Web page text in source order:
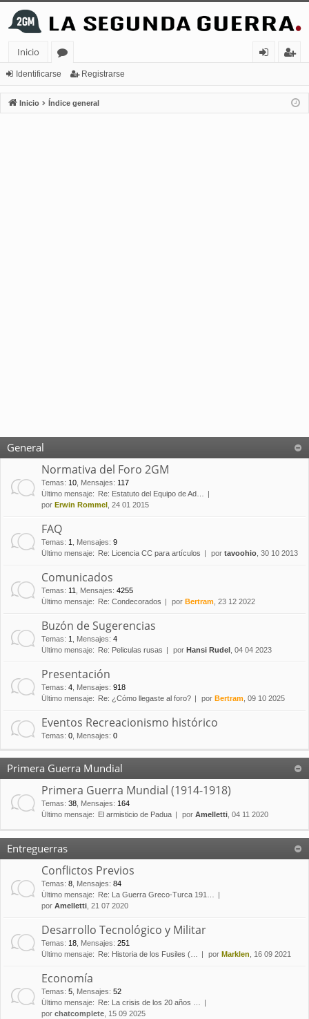
Inicio
or
os
nt
ifi
ist
ra
Identificarse Registrarse
Inicio Índice general
General
Normativa del Foro 2GM
Temas: 10 Mensajes: 117
Último mensaje:
Re: Estatuto del Equipo de Ad…
por Erwin Rommel , 24 01 2015
FAQ
Temas: 1 Mensajes: 9
Último mensaje:
Re: Licencia CC para artículos por tavoohio , 30 10 2013
Comunicados
Temas: 11 Mensajes: 4255
Último mensaje:
Re: Condecorados por Bertram , 23 12 2022
Buzón de Sugerencias
Temas: 1 Mensajes: 4
Último mensaje:
Re: Peliculas rusas por Hansi Rudel , 04 04 2023
Presentación
Temas: 4 Mensajes: 918
Último mensaje:
Re: ¿Cómo llegaste al foro? por Bertram , 09 10 2025
Eventos Recreacionismo histórico
Temas: 0 Mensajes: 0
Primera Guerra Mundial
Primera Guerra Mundial (1914-1918)
Temas: 38 Mensajes: 164
Último mensaje:
El armisticio de Padua por Amelletti , 04 11 2020
Entreguerras
Conflictos Previos
Temas: 8 Mensajes: 84
Último mensaje:
Re: La Guerra Greco-Turca 191…
por Amelletti , 21 07 2020
Desarrollo Tecnológico y Militar
Temas: 18 Mensajes: 251
Último mensaje:
Re: Historia de los Fusiles (… por Marklen , 16 09 2021
Economía
Temas: 5 Mensajes: 52
Último mensaje:
Re: La crisis de los 20 años …
por chatcomplete , 15 09 2025